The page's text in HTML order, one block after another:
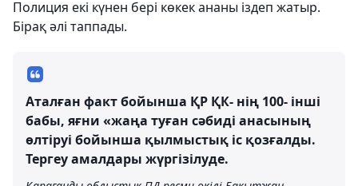
Полиция екі күнен бері көкек ананы іздеп жатыр.
Бірақ әлі таппады.
Аталған факт бойынша ҚР ҚК- нің 100- інші
бабы, яғни «жаңа туған сәбиді анасының
өлтіруі бойынша қылмыстық іс қозғалды.
Тергеу амалдары жүргізілуде.